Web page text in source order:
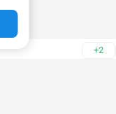
+2